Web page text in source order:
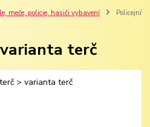
meče, policie, hasiči vybavení
Policejní
terč